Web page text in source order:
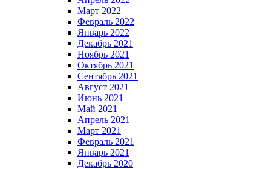
Март 2022
Февраль 2022
Январь 2022
Декабрь 2021
Ноябрь 2021
Октябрь 2021
Сентябрь 2021
Август 2021
Июнь 2021
Май 2021
Апрель 2021
Март 2021
Февраль 2021
Январь 2021
Декабрь 2020